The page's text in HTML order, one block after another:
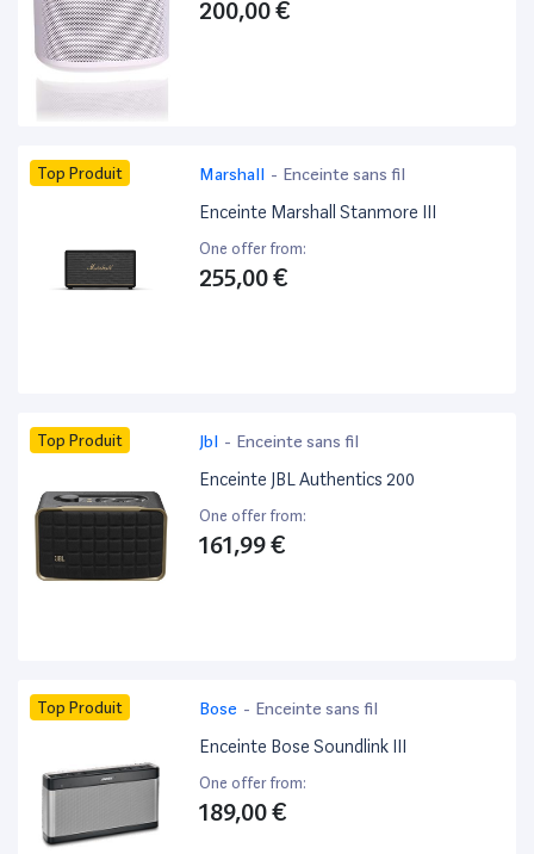
200,00 €
Top Produit Marshall - Enceinte sans fil
Enceinte Marshall Stanmore III
One offer from:
255,00 €
Top Produit Jbl - Enceinte sans fil
Enceinte JBL Authentics 200
One offer from:
161,99 €
Top Produit Bose - Enceinte sans fil
Enceinte Bose Soundlink III
One offer from:
189,00 €